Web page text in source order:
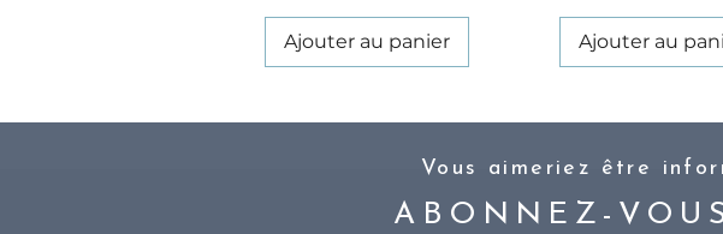
Ajouter au panier Ajouter au
Vous aimeriez être
ABONNEZ-